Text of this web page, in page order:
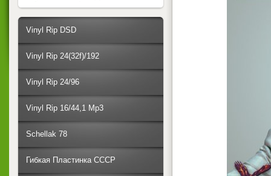
Vinyl Rip DSD
Vinyl Rip 24(32f)/192
Vinyl Rip 24/96
Vinyl Rip 16/44,1 Mp3
Schellak 78
Гибкая Пластинка СССР